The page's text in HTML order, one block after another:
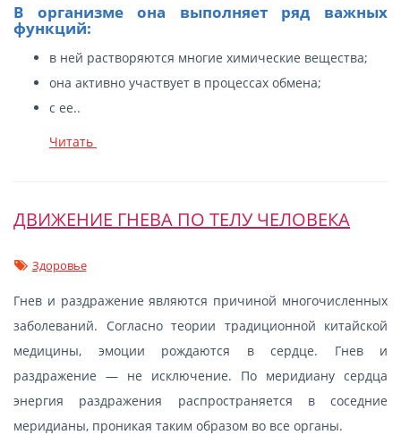
В организме она выполняет ряд важных
функций:
в ней растворяются многие химические вещества;
она активно участвует в процессах обмена;
с ее..
Читать
ДВИЖЕНИЕ ГНЕВА ПО ТЕЛУ ЧЕЛОВЕКА
Здоровье
Гнев и раздражение являются причиной многочисленных
заболеваний. Согласно теории традиционной китайской
медицины, эмоции рождаются в сердце. Гнев и
раздражение — не исключение. По меридиану сердца
энергия раздражения распространяется в соседние
меридианы, проникая таким образом во все органы.